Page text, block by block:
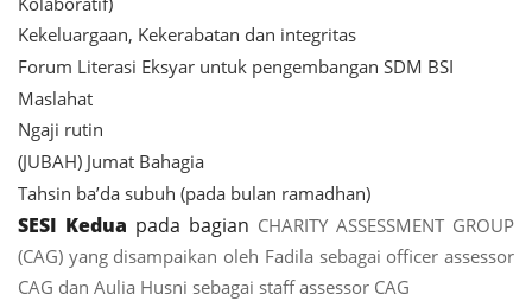
Kekeluargaan, Kekerabatan dan integritas
Forum Literasi Eksyar untuk pengembangan SDM BSI
Maslahat
Ngaji rutin
(JUBAH) Jumat Bahagia
Tahsin ba’da subuh (pada bulan ramadhan)
SESI Kedua pada bagian CHARITY ASSESSMENT GROUP
(CAG) yang disampaikan oleh Fadila sebagai officer assessor
CAG dan Aulia Husni sebagai staff assessor CAG